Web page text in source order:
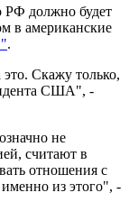
РФ должно будет
в американские
.
Скажу только,
США", -
не
считают в
отношения с
из этого", -